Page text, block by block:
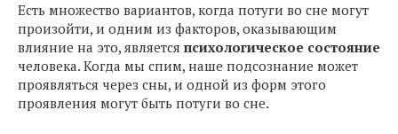
Есть множество вариантов, когда потуги во сне могут
произойти, и одним из факторов, оказывающим
влияние на это, является психологическое состояние
человека. Когда мы спим, наше подсознание может
проявляться через сны, и одной из форм этого
проявления могут быть потуги во сне.